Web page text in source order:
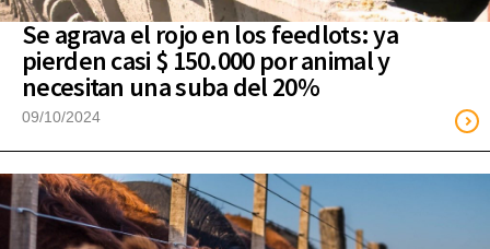
Se agrava el rojo en los feedlots: ya
pierden casi $ 150.000 por animal y
necesitan una suba del 20%
09/10/2024